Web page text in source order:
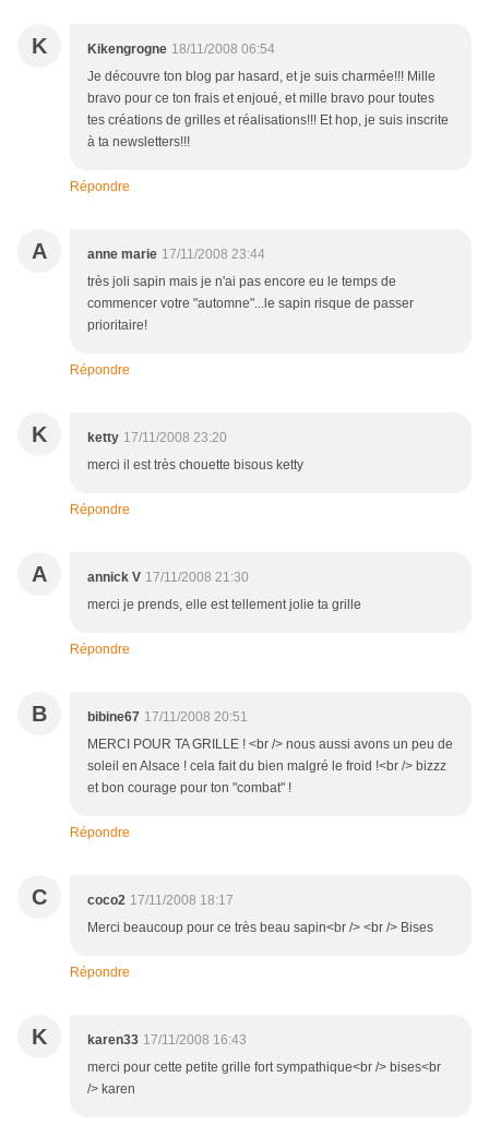
K Kikengrogne 18/11/2008 06:54
Je découvre ton blog par hasard, et je suis charmée!!! Mille
bravo pour ce ton frais et enjoué, et mille bravo pour toutes
tes créations de grilles et réalisations!!! Et hop, je suis inscrite
à ta newsletters!!!
Répondre
A anne marie 17/11/2008 23:44
très joli sapin mais je n'ai pas encore eu le temps de
commencer votre "automne"...le sapin risque de passer
prioritaire!
Répondre
K ketty 17/11/2008 23:20
merci il est très chouette bisous ketty
Répondre
A annick V 17/11/2008 21:30
merci je prends, elle est tellement jolie ta grille
Répondre
B bibine67 17/11/2008 20:51
MERCI POUR TA GRILLE ! <br /> nous aussi avons un peu de
soleil en Alsace ! cela fait du bien malgré le froid !<br /> bizzz
et bon courage pour ton "combat" !
Répondre
C coco2 17/11/2008 18:17
Merci beaucoup pour ce très beau sapin<br /> <br /> Bises
Répondre
K karen33 17/11/2008 16:43
merci pour cette petite grille fort sympathique<br /> bises<br
/> karen